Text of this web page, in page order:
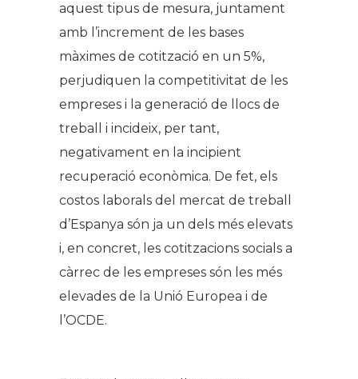
aquest tipus de mesura, juntament
amb l’increment de les bases
màximes de cotització en un 5%,
perjudiquen la competitivitat de les
empreses i la generació de llocs de
treball i incideix, per tant,
negativament en la incipient
recuperació econòmica. De fet, els
costos laborals del mercat de treball
d’Espanya són ja un dels més elevats
i, en concret, les cotitzacions socials a
càrrec de les empreses són les més
elevades de la Unió Europea i de
l’OCDE.